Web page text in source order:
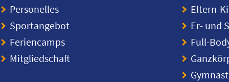
Personelles
Sportangebot
Feriencamps
Mitgliedschaft
Eltern-
Er- und
Full-